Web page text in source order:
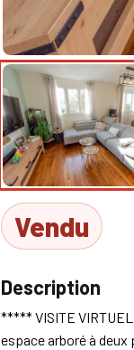
Vendu
Description
***** VISITE
espace arboré à